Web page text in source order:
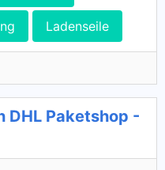
Ladenseile
DHL Paketshop -